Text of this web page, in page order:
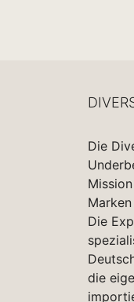
Die
Die
die